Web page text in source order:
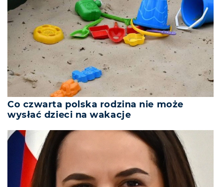
Co czwarta polska rodzina nie może
wysłać dzieci na wakacje